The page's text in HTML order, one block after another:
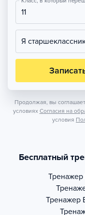
11
Я
Продолжая, вы
условиях Согласия на
условия
Бесплатный
Тренажер
Тренажер